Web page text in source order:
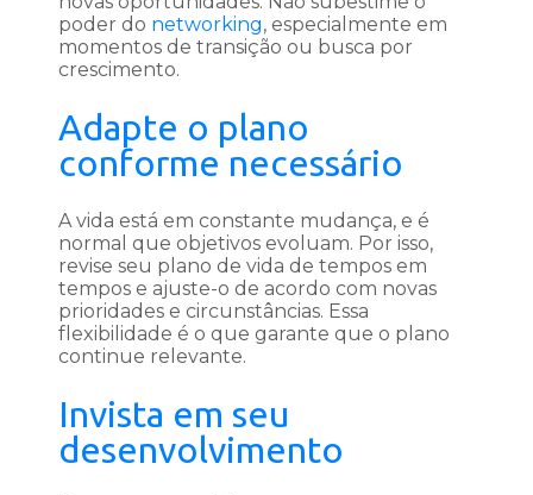
poder do networking, especialmente em
momentos de transição ou busca por
crescimento.
Adapte o plano
conforme necessário
A vida está em constante mudança, e é
normal que objetivos evoluam. Por isso,
revise seu plano de vida de tempos em
tempos e ajuste-o de acordo com novas
prioridades e circunstâncias. Essa
flexibilidade é o que garante que o plano
continue relevante.
Invista em seu
desenvolvimento